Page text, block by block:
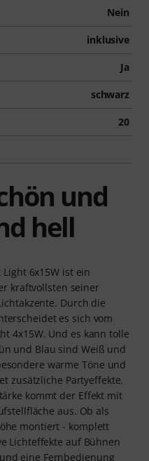
Nein
inklusive
Ja
schwarz
20
und
hell
Light 6x15W ist ein
kraftvollsten seiner
Durch die
es sich vom
4x15W. Und es kann tolle
und Blau sind Weiß und
warme Töne und
zusätzliche Partyeffekte.
kommt der Effekt mit
aus. Ob als
montiert - komplett
Lichteffekte auf Bühnen
eine Fernbedienung